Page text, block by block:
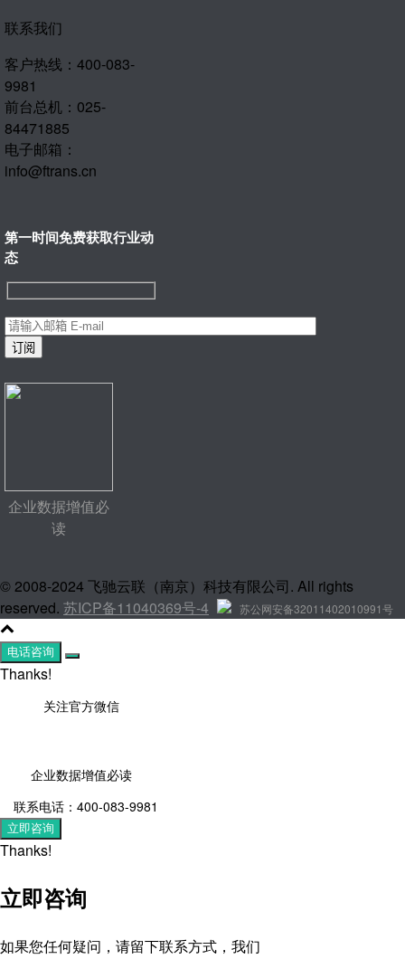
联系我们
客户热线：400-083-
9981
前台总机：025-
84471885
电子邮箱：
info@ftrans.cn
第一时间免费获取行业动
态
企业数据增值必
读
© 2008-2024 飞驰云联（南京）科技有限公司. All rights
reserved. 苏ICP备11040369号-4 苏公网安备32011402010991号
电话咨询
Thanks!
关注官方微信
企业数据增值必读
联系电话：400-083-9981
立即咨询
Thanks!
立即咨询
如果您任何疑问，请留下联系方式，我们